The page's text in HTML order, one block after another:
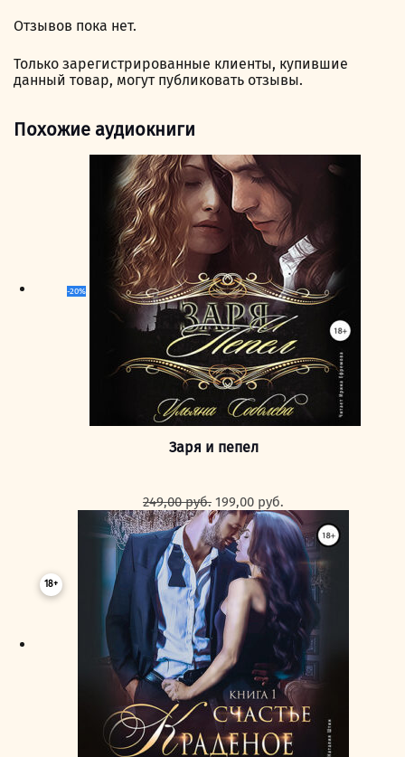
Отзывов пока нет.
Только зарегистрированные клиенты, купившие
данный товар, могут публиковать отзывы.
Похожие аудиокниги
-20%
Заря и пепел
249,00руб. Первоначальная
цена
составляла
249,00 руб..
199,00 руб.
цена:
199,00 руб..
18+